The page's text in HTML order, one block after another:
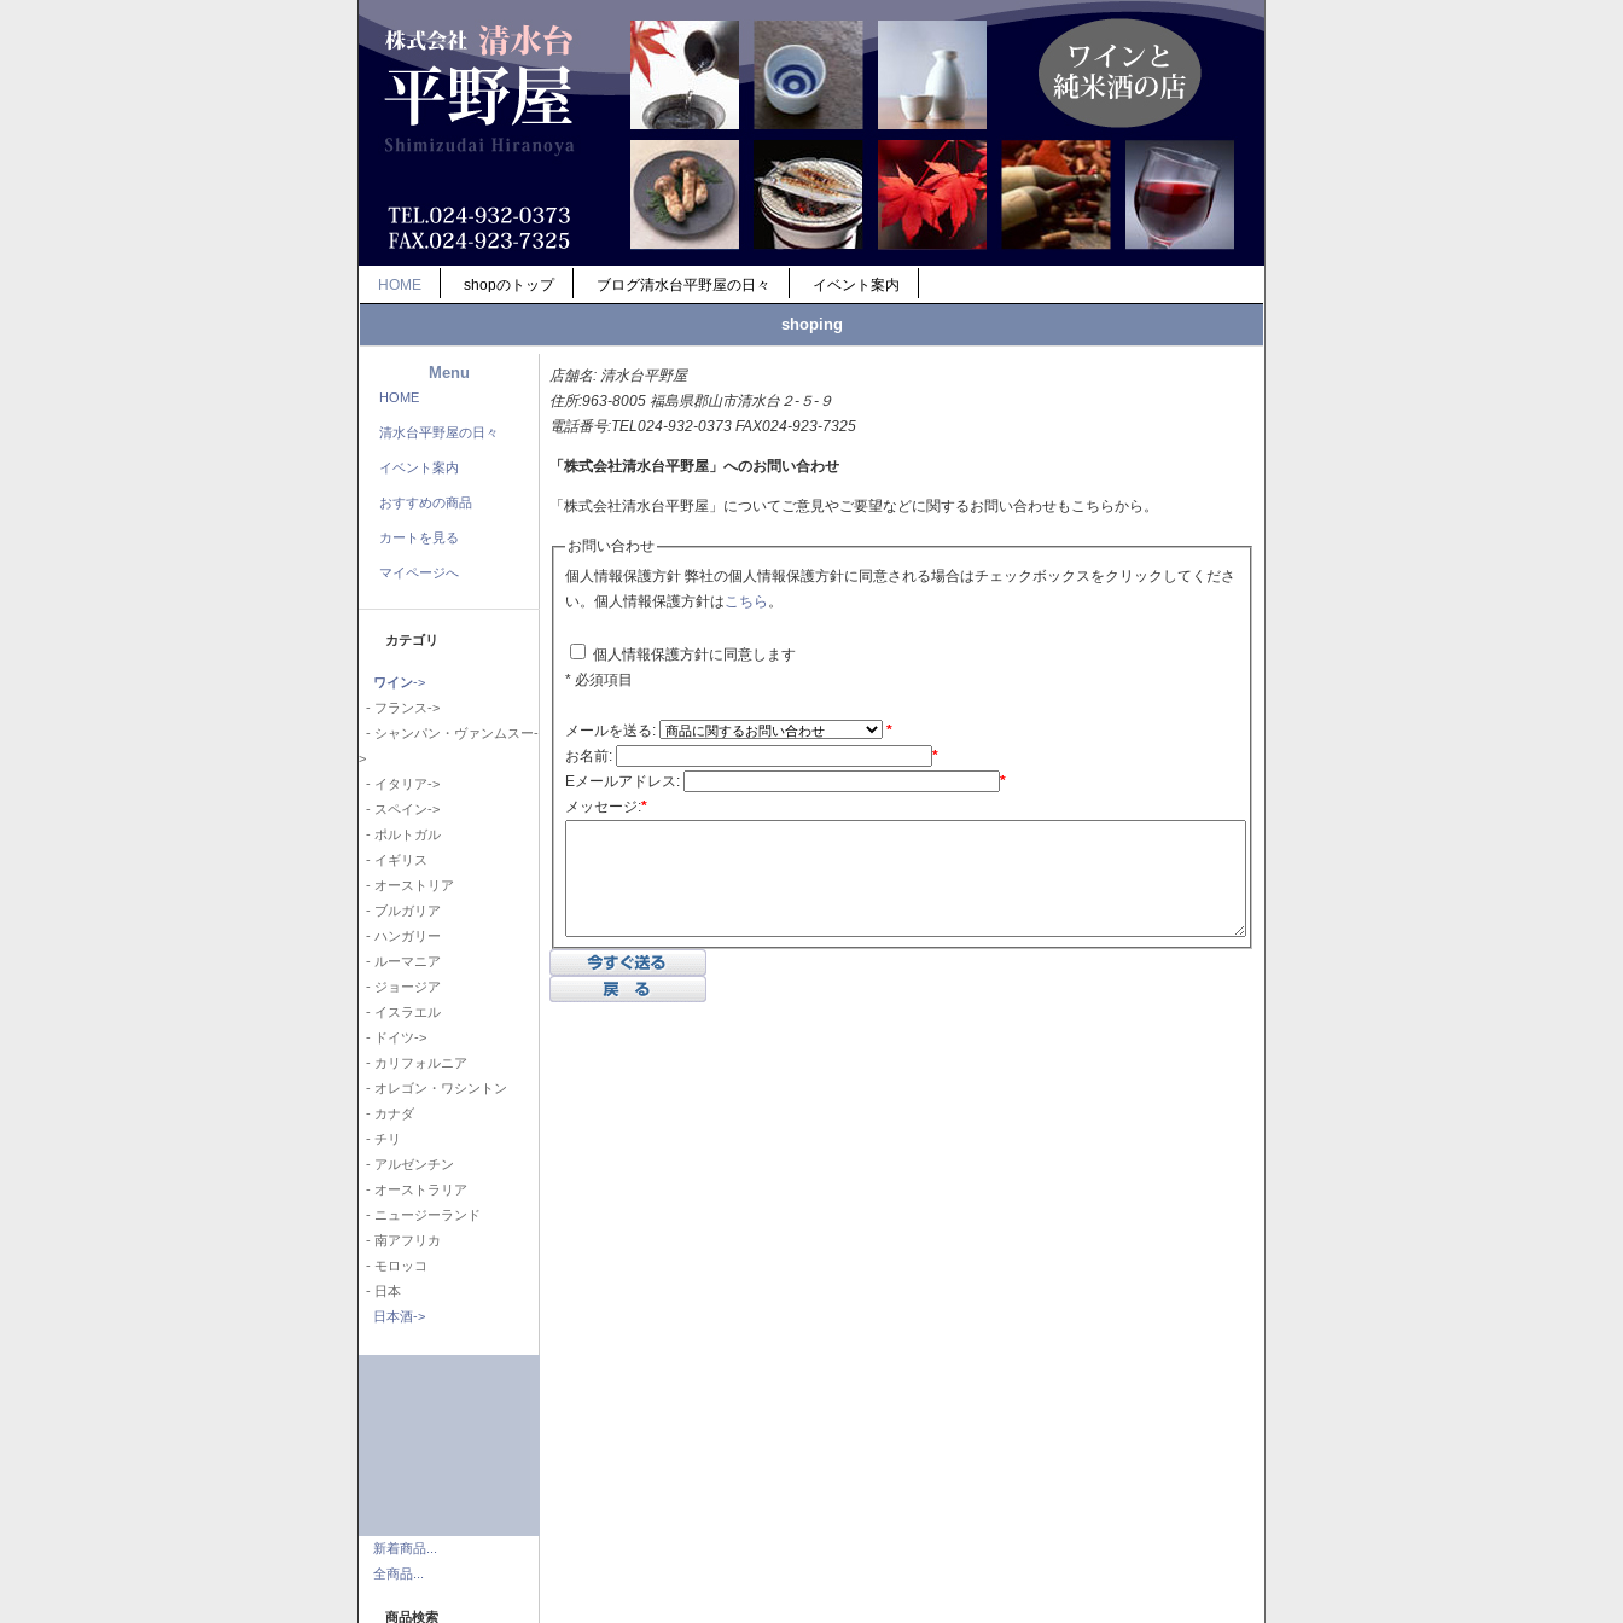
HOME shopのトップ ブログ清水台平野屋の日々 イベント案内
shoping
Menu
HOME
清水台平野屋の日々
イベント案内
おすすめの商品
カートを見る
マイページへ
カテゴリ
ワイン->
- フランス->
- シャンパン・ヴァンムスー-
>
- イタリア->
- スペイン->
- ポルトガル
- イギリス
- オーストリア
- ブルガリア
- ハンガリー
- ルーマニア
- ジョージア
- イスラエル
- ドイツ->
- カリフォルニア
- オレゴン・ワシントン
- カナダ
- チリ
- アルゼンチン
- オーストラリア
- ニュージーランド
- 南アフリカ
- モロッコ
- 日本
日本酒->
新着商品...
全商品...
商品検索
店舗名: 清水台平野屋
住所:963-8005 福島県郡山市清水台２-５-９
電話番号:TEL024-932-0373 FAX024-923-7325
「株式会社清水台平野屋」へのお問い合わせ
「株式会社清水台平野屋」についてご意見やご要望などに関するお問い合わせもこちらから。
お問い合わせ
個人情報保護方針 弊社の個人情報保護方針に同意される場合はチェックボックスをクリックしてくださ
い。個人情報保護方針はこちら 。
個人情報保護方針に同意します
* 必須項目
メールを送る:
*
お名前:
*
Eメールアドレス:
*
メッセージ:*